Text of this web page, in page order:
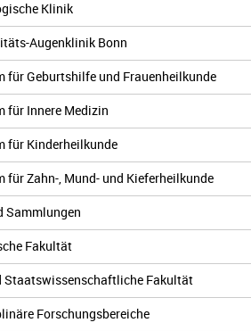
Klinik
Augenklinik Bonn
für Geburtshilfe und Frauenheilkunde
für Innere Medizin
für Kinderheilkunde
für Zahn-, Mund- und Kieferheilkunde
Sammlungen
Fakultät
Staatswissenschaftliche Fakultät
Forschungsbereiche